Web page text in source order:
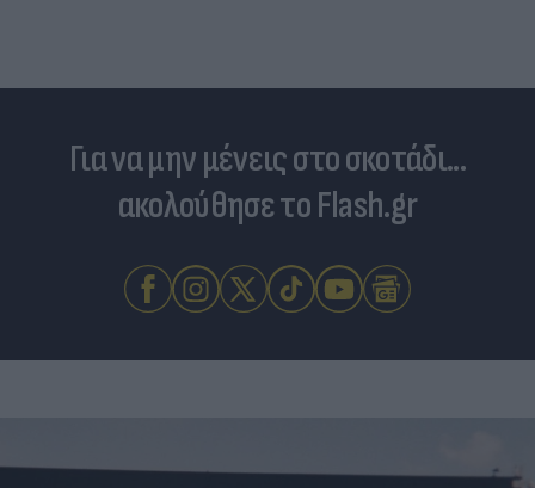
Για να μην μένεις στο σκοτάδι...
ακολούθησε το Flash.gr